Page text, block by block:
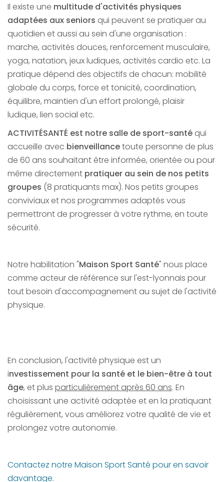
Il existe une multitude d'activités physiques
adaptées aux seniors qui peuvent se pratiquer au
quotidien et aussi au sein d'une organisation :
marche, activités douces, renforcement musculaire,
yoga, natation, jeux ludiques, activités cardio etc. La
pratique dépend des objectifs de chacun: mobilité
globale du corps, force et tonicité, coordination,
équilibre, maintien d'un effort prolongé, plaisir
ludique, lien social etc.
ACTIVITÉSANTÉ est notre salle de sport-santé qui
accueille avec bienveillancetoute personne de plus
de 60 ans souhaitant être informée, orientée ou pour
même directement pratiquer au sein de nos petits
groupes (8 pratiquants max). Nos petits groupes
conviviaux et nos programmes adaptés vous
permettront de progresser à votre rythme, en toute
sécurité.
Notre habilitation "Maison Sport Santé" nous place
comme acteur de référence sur l'est-lyonnais pour
tout besoin d'accompagnement au sujet de l'activité
physique.
En conclusion, l'activité physique est un
investissement pour la santé et le bien-être à tout
âge, et plus particulièrement après 60 ans. En
choisissant une activité adaptée et en la pratiquant
régulièrement, vous améliorez votre qualité de vie et
prolongez votre autonomie.
Contactez notre Maison Sport Santé pour en savoir
davantage.